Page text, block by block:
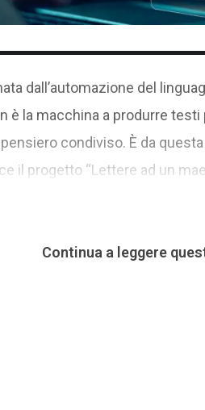
dall’automazione del
è la macchina a produrre
condiviso. È da
il progetto “Lettere ad un
Continua a leggere